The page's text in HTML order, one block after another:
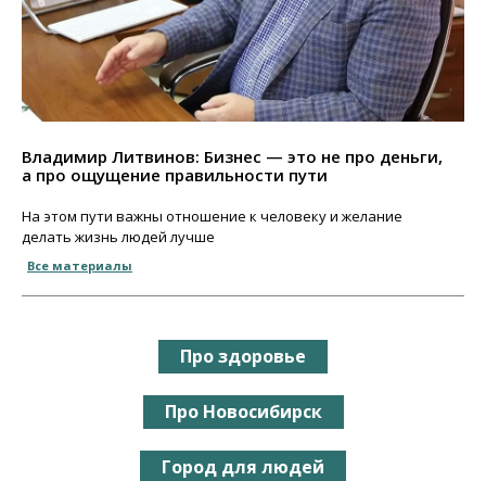
Владимир Литвинов: Бизнес — это не про деньги,
а про ощущение правильности пути
На этом пути важны отношение к человеку и желание
делать жизнь людей лучше
Все материалы
Про здоровье
Про Новосибирск
Город для людей